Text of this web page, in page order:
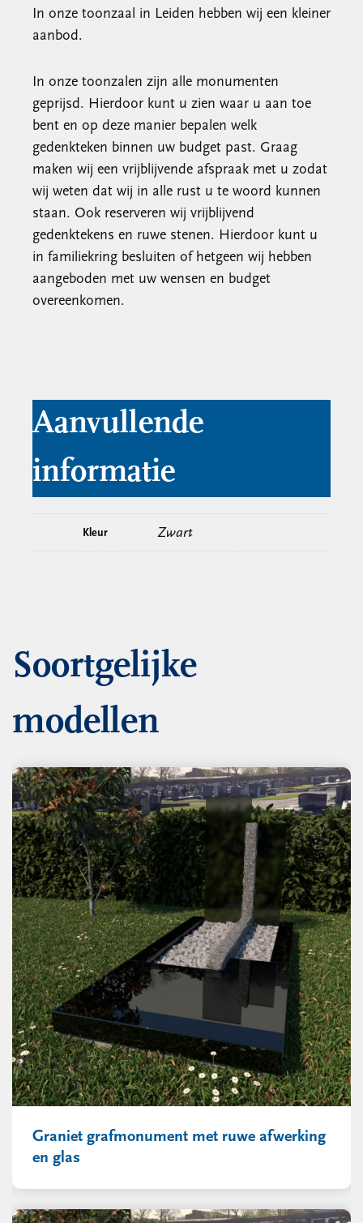
In onze toonzaal in Leiden hebben wij een kleiner
aanbod.
In onze toonzalen zijn alle monumenten
geprijsd. Hierdoor kunt u zien waar u aan toe
bent en op deze manier bepalen welk
gedenkteken binnen uw budget past. Graag
maken wij een vrijblijvende afspraak met u zodat
wij weten dat wij in alle rust u te woord kunnen
staan. Ook reserveren wij vrijblijvend
gedenktekens en ruwe stenen. Hierdoor kunt u
in familiekring besluiten of hetgeen wij hebben
aangeboden met uw wensen en budget
overeenkomen.
Aanvullende
informatie
Kleur Zwart
Soortgelijke
modellen
Graniet grafmonument met ruwe afwerking
en glas